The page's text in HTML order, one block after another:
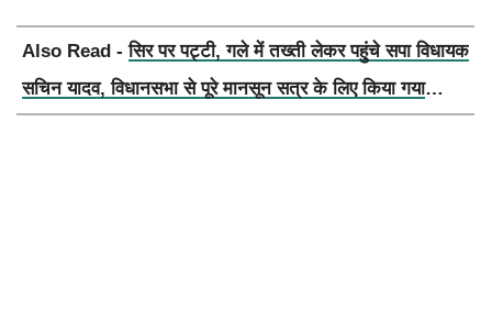
Also Read -सिर पर पट्टी, गले में तख्ती लेकर पहुंचे सपा विधायक
सचिन यादव, विधानसभा से पूरे मानसून सत्र के लिए किया गया